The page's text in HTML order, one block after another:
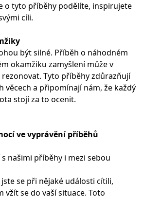
o tyto příběhy podělíte, inspirujete
cíli.
být silné. Příběh o náhodném
okamžiku zamyšlení může v
Tyto příběhy zdůrazňují
věcech a připomínají nám, že každý
stojí za to ocenit.
ve vyprávění příběhů
našimi příběhy i mezi sebou
se při nějaké události cítili,
vžít se do vaší situace. Toto